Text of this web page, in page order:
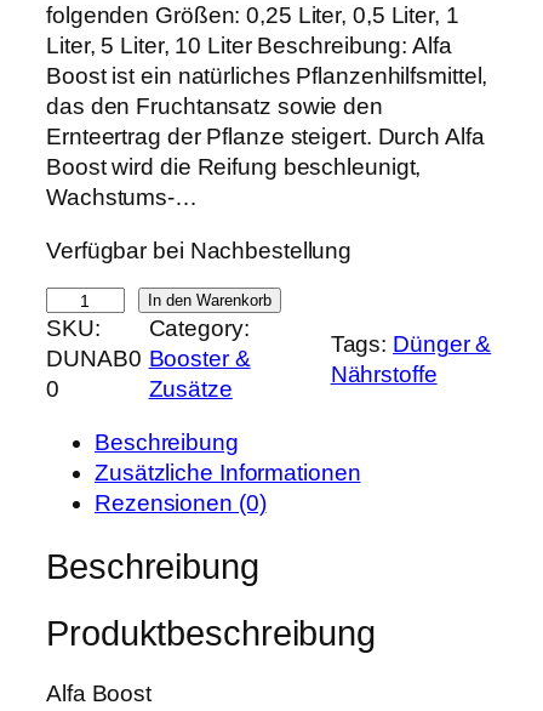
s
p
r
ü
n
g
l
c
h
e
r
e
i
s
a
:
1
t
u
e
l
l
e
r
e
i
s
i
t
:
1
,
9
folgenden Größen: 0,25 Liter, 0,5 Liter, 1
Liter, 5 Liter, 10 Liter Beschreibung: Alfa
Boost ist ein natürliches Pflanzenhilfsmittel,
das den Fruchtansatz sowie den
Ernteertrag der Pflanze steigert. Durch Alfa
Boost wird die Reifung beschleunigt,
Wachstums-…
Verfügbar bei Nachbestellung
l
f
a
A
L
I
In den Warenkorb
SKU:
DUNAB0
0
Category:
Booster &
Zusätze
Tags: Dünger &
Nährstoffe
Beschreibung
Zusätzliche Informationen
Rezensionen (0)
Beschreibung
Produktbeschreibung
Alfa Boost